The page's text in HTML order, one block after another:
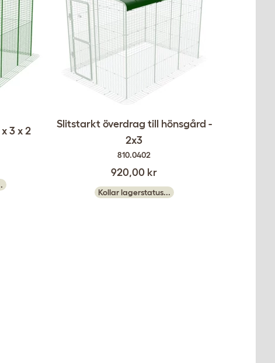
3 x 2
Slitstarkt överdrag till hönsgård -
2x3
810.0402
920,00 kr
Kollar lagerstatus...